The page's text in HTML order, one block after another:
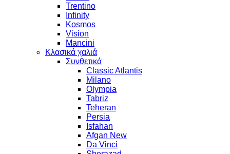
Trentino
Infinity
Kosmos
Vision
Mancini
Κλασικά χαλιά
Συνθετικά
Classic Atlantis
Milano
Olympia
Tabriz
Teheran
Persia
Isfahan
Afgan New
Da Vinci